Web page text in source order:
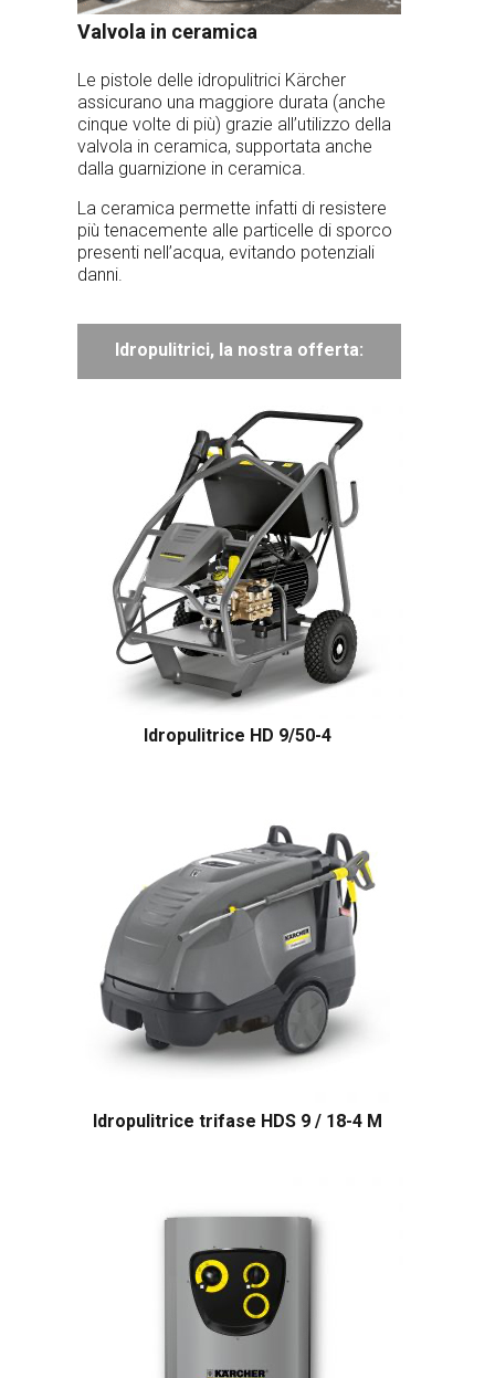
Valvola in ceramica
Le pistole delle idropulitrici Kärcher
assicurano una maggiore durata (anche
cinque volte di più) grazie all’utilizzo della
valvola in ceramica, supportata anche
dalla guarnizione in ceramica.
La ceramica permette infatti di resistere
più tenacemente alle particelle di sporco
presenti nell’acqua, evitando potenziali
danni.
Idropulitrici, la nostra offerta:
Idropulitrice HD 9/50-4
Idropulitrice trifase HDS 9 / 18-4 M